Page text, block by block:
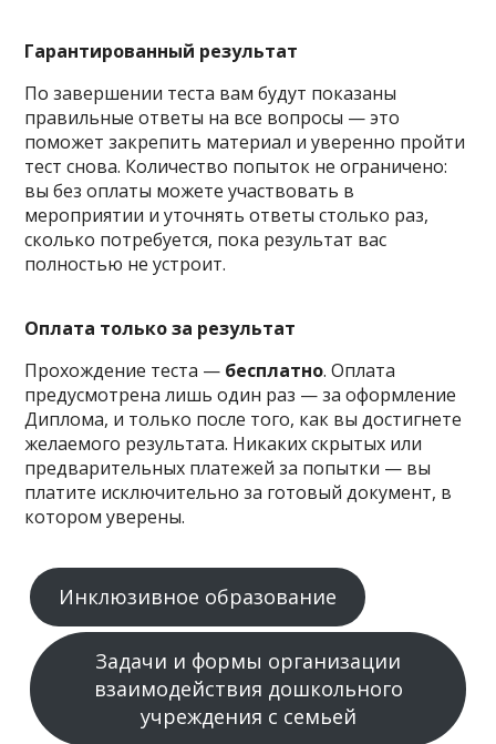
Гарантированный результат
По завершении теста вам будут показаны
правильные ответы на все вопросы — это
поможет закрепить материал и уверенно пройти
тест снова. Количество попыток не ограничено:
вы без оплаты можете участвовать в
мероприятии и уточнять ответы столько раз,
сколько потребуется, пока результат вас
полностью не устроит.
Оплата только за результат
Прохождение теста — бесплатно. Оплата
предусмотрена лишь один раз — за оформление
Диплома, и только после того, как вы достигнете
желаемого результата. Никаких скрытых или
предварительных платежей за попытки — вы
платите исключительно за готовый документ, в
котором уверены.
Инклюзивное образование
Задачи и формы организации
взаимодействия дошкольного
учреждения с семьей